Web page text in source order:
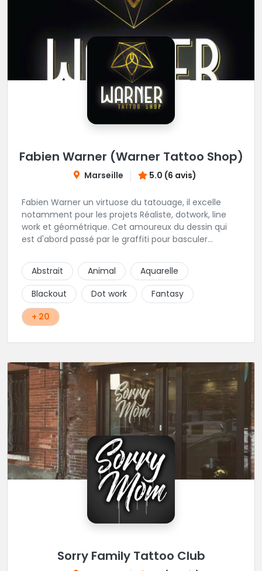
Fabien Warner (Warner Tattoo Shop)
Marseille 5.0 (6 avis)
Fabien Warner un virtuose du tatouage, il excelle
notamment pour les projets Réaliste, dotwork, line
work et géométrique. Cet amoureux du dessin qui
est d'abord passé par le graffiti pour basculer
transmettre sa passion du détail pour peaufiner
votre tatouage. On vous invite à découvrir les photos
de ses irréprochables travaux. Une des plus belles
adresse de tatouage, du sud de la France à ne
surtout pas rater !
Abstrait Animal
Aquarelle
Blackout
Dot work
Fantasy
+ 20
Sorry Family Tattoo Club